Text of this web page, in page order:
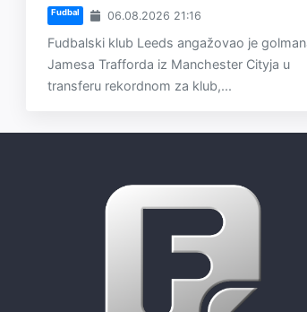
Fudbal 06.08.2026 21:16
Fudbalski klub Leeds angažovao je
Jamesa Trafforda iz Manchester Cityja u
transferu rekordnom za klub,...